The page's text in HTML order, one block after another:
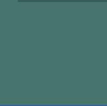
#824:移築のワイナリー